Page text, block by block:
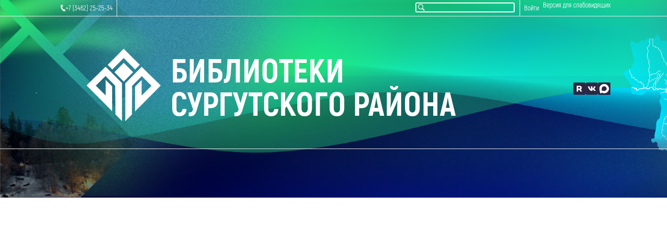
+7 (3462) 25-25-34 Версия для слабовидящих
Войти
БИБЛИОТЕКИ
СУРГУТСКОГО РАЙОНА